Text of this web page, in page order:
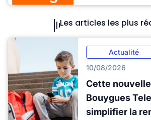
Les articles les plus
Actualité
10/08/2026
Cette
Bouygues
simplifier la